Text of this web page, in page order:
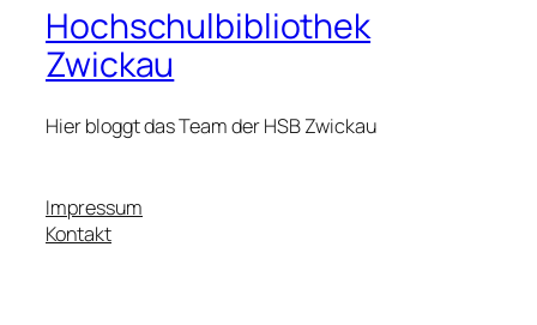
Hochschulbibliothek
Zwickau
Hier bloggt das Team der HSB Zwickau
Impressum
Kontakt